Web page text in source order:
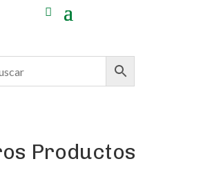
Productos